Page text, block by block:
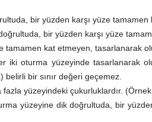
bir yüzden karşı yüze tamamen
bir yüzden karşı yüze
tamamen kat etmeyen, tasarlanarak
iki oturma yüzeyinde tasarlanarak
bir sınır değeri geçemez.
fazla yüzeyindeki çukurluklardır.
yüzeyine dik doğrultuda, bir